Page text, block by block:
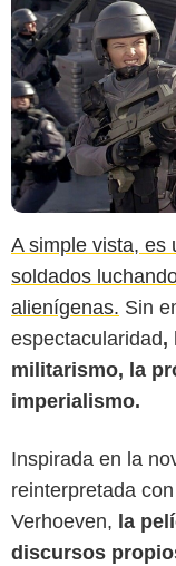
A simple vista, es
soldados
alienígenas. Sin
espectacularidad,
militarismo, la
imperialismo.
Inspirada en la
reinterpretada
Verhoeven, la
discursos